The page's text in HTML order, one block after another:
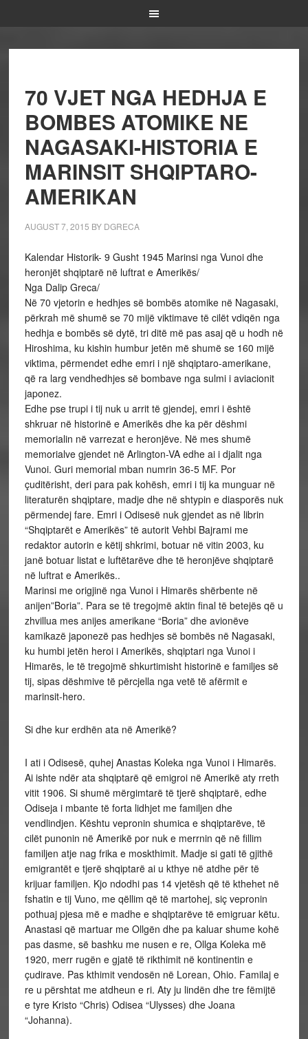
70 VJET NGA HEDHJA E
BOMBES ATOMIKE NE
NAGASAKI-HISTORIA E
MARINSIT SHQIPTARO-
AMERIKAN
AUGUST 7, 2015 BY DGRECA
Kalendar Historik- 9 Gusht 1945 Marinsi nga Vunoi dhe
heronjët shqiptarë në luftrat e Amerikës/
Nga Dalip Greca/
Në 70 vjetorin e hedhjes së bombës atomike në Nagasaki,
përkrah më shumë se 70 mijë viktimave të cilët vdiqën nga
hedhja e bombës së dytë, tri ditë më pas asaj që u hodh në
Hiroshima, ku kishin humbur jetën më shumë se 160 mijë
viktima, përmendet edhe emri i një shqiptaro-amerikane,
që ra larg vendhedhjes së bombave nga sulmi i aviacionit
japonez.
Edhe pse trupi i tij nuk u arrit të gjendej, emri i është
shkruar në historinë e Amerikës dhe ka për dëshmi
memorialin në varrezat e heronjëve. Në mes shumë
memorialve gjendet në Arlington-VA edhe ai i djalit nga
Vunoi. Guri memorial mban numrin 36-5 MF. Por
çuditërisht, deri para pak kohësh, emri i tij ka munguar në
literaturën shqiptare, madje dhe në shtypin e diasporës nuk
përmendej fare. Emri i Odisesë nuk gjendet as në librin
“Shqiptarët e Amerikës” të autorit Vehbi Bajrami me
redaktor autorin e këtij shkrimi, botuar në vitin 2003, ku
janë botuar listat e luftëtarëve dhe të heronjëve shqiptarë
në luftrat e Amerikës..
Marinsi me origjinë nga Vunoi i Himarës shërbente në
anijen”Boria”. Para se të tregojmë aktin final të betejës që u
zhvillua mes anijes amerikane “Boria” dhe avionëve
kamikazë japonezë pas hedhjes së bombës në Nagasaki,
ku humbi jetën heroi i Amerikës, shqiptari nga Vunoi i
Himarës, le të tregojmë shkurtimisht historinë e familjes së
tij, sipas dëshmive të përcjella nga vetë të afërmit e
marinsit-hero.
Si dhe kur erdhën ata në Amerikë?
I ati i Odisesë, quhej Anastas Koleka nga Vunoi i Himarës.
Ai ishte ndër ata shqiptarë që emigroi në Amerikë aty rreth
vitit 1906. Si shumë mërgimtarë të tjerë shqiptarë, edhe
Odiseja i mbante të forta lidhjet me familjen dhe
vendlindjen. Kështu vepronin shumica e shqiptarëve, të
cilët punonin në Amerikë por nuk e merrnin që në fillim
familjen atje nag frika e moskthimit. Madje si gati të gjithë
emigrantët e tjerë shqiptarë ai u kthye në atdhe për të
krijuar familjen. Kjo ndodhi pas 14 vjetësh që të kthehet në
fshatin e tij Vuno, me qëllim që të martohej, siç vepronin
pothuaj pjesa më e madhe e shqiptarëve të emigruar këtu.
Anastasi që martuar me Ollgën dhe pa kaluar shume kohë
pas dasme, së bashku me nusen e re, Ollga Koleka më
1920, merr rugën e gjatë të rikthimit në kontinentin e
çudirave. Pas kthimit vendosën në Lorean, Ohio. Familaj e
re u përshtat me atdheun e ri. Aty ju lindën dhe tre fëmijtë
e tyre Kristo “Chris) Odisea “Ulysses) dhe Joana
“Johanna).